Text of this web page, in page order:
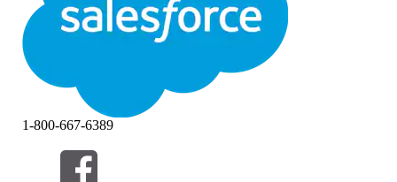
Filtre (0)
1-800-667-6389